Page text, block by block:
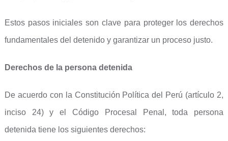
Estos pasos iniciales son clave para proteger los derechos
fundamentales del detenido y garantizar un proceso justo.
Derechos de la persona detenida
De acuerdo con la Constitución Política del Perú (artículo 2,
inciso 24) y el Código Procesal Penal, toda persona
detenida tiene los siguientes derechos: